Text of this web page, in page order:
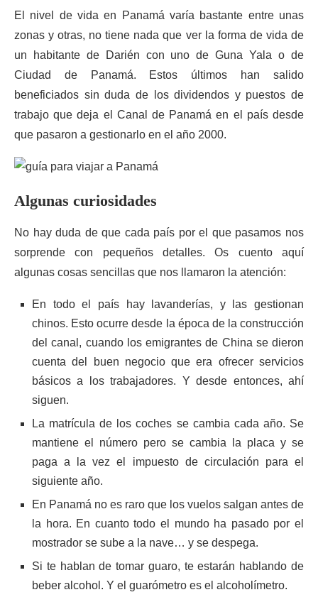
El nivel de vida en Panamá varía bastante entre unas
zonas y otras, no tiene nada que ver la forma de vida de
un habitante de Darién con uno de Guna Yala o de
Ciudad de Panamá. Estos últimos han salido
beneficiados sin duda de los dividendos y puestos de
trabajo que deja el Canal de Panamá en el país desde
que pasaron a gestionarlo en el año 2000.
Algunas curiosidades
No hay duda de que cada país por el que pasamos nos
sorprende con pequeños detalles. Os cuento aquí
algunas cosas sencillas que nos llamaron la atención:
En todo el país hay lavanderías, y las gestionan
chinos. Esto ocurre desde la época de la construcción
del canal, cuando los emigrantes de China se dieron
cuenta del buen negocio que era ofrecer servicios
básicos a los trabajadores. Y desde entonces, ahí
siguen.
La matrícula de los coches se cambia cada año. Se
mantiene el número pero se cambia la placa y se
paga a la vez el impuesto de circulación para el
siguiente año.
En Panamá no es raro que los vuelos salgan antes de
la hora. En cuanto todo el mundo ha pasado por el
mostrador se sube a la nave… y se despega.
Si te hablan de tomar guaro, te estarán hablando de
beber alcohol. Y el guarómetro es el alcoholímetro.